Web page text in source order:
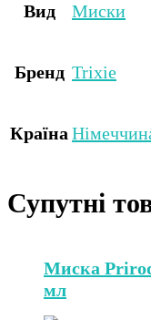
Вид Миски
Бренд Trixie
Країна
Супутні
Миска
мл